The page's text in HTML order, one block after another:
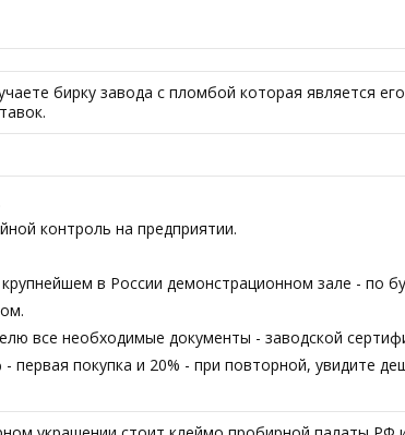
бирку завода с пломбой которая является
контроль на предприятии.
в России демонстрационном зале - по
все необходимые документы - заводской
- первая покупка и 20% - при повторной,